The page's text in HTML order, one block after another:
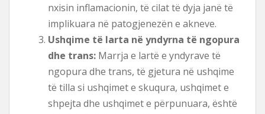
nxisin inflamacionin, të cilat të dyja janë të
implikuara në patogjenezën e akneve.
Ushqime të larta në yndyrna të ngopura
dhe trans: Marrja e lartë e yndyrave të
ngopura dhe trans, të gjetura në ushqime
të tilla si ushqimet e skuqura, ushqimet e
shpejta dhe ushqimet e përpunuara, është